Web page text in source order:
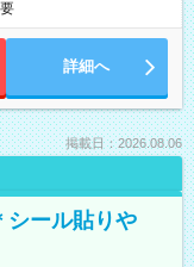
詳細へ
掲載日：2026.08.06
シール貼りや